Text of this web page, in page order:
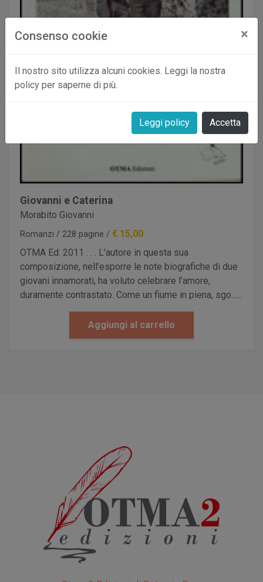
Consenso cookie ×
Il nostro sito utilizza alcuni cookies. Leggi la nostra
policy per saperne di più.
Leggi policy Accetta
Giovanni e Caterina
Morabito Giovanni
Romanzi / 228 pagine /€ 15,00
OTMA Ed. 2011 . . . L’autore in questa sua
composizione, nell’esporre le note biografiche di due
giovani innamorati, ha voluto celebrare l’amore,
duramente contrastato. Come un fiume in piena, sgo......
Aggiungi al carrello